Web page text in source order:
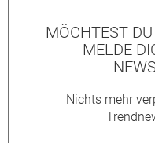
MÖCHTEST
MELDE
Nichts mehr